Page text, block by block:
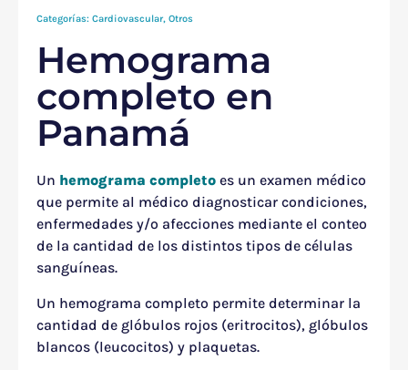
Categorías: Cardiovascular, Otros
Hemograma
completo en
Panamá
Un hemograma completo es un examen médico
que permite al médico diagnosticar condiciones,
enfermedades y/o afecciones mediante el conteo
de la cantidad de los distintos tipos de células
sanguíneas.
Un hemograma completo permite determinar la
cantidad de glóbulos rojos (eritrocitos), glóbulos
blancos (leucocitos) y plaquetas.